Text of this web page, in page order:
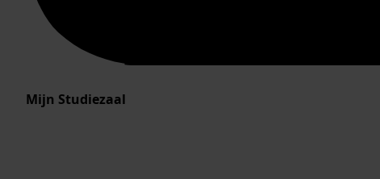
Mijn Studiezaal